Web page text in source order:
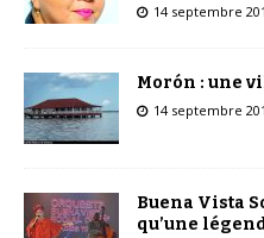
14 septembre
Morón : une
14 septembre
Buena Vista
qu’une